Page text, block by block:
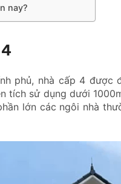
nay?
phủ, nhà cấp 4 được
tích sử dụng dưới
lớn các ngôi nhà